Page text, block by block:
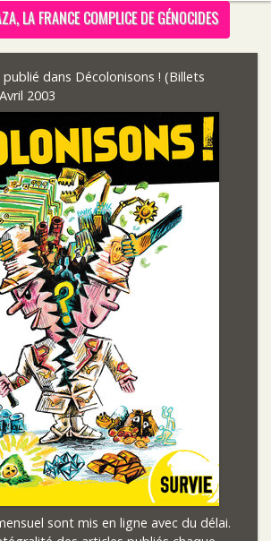
LA FRANCE COMPLICE DE GÉNOCIDES
dans Décolonisons ! (Billets
2003
sont mis en ligne avec du délai.